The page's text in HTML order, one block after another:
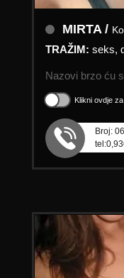
MIRTA /
TRAŽIM: seks,
Nazovi brzo ću
Klikni ovdje
Broj: